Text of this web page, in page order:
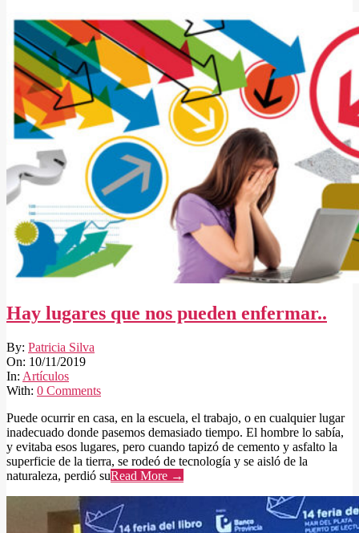
Hay lugares que nos pueden enfermar..
2019-
11-
10
By: Patricia Silva
On: 10/11/2019
In: Artículos
With: 0 Comments
Puede ocurrir en casa, en la escuela, el trabajo, o en cualquier lugar
inadecuado donde pasemos demasiado tiempo. El hombre lo sabía,
y evitaba esos lugares, pero cuando tapizó de cemento y asfalto la
superficie de la tierra, se rodeó de tecnología y se aisló de la
naturaleza, perdió suRead More →